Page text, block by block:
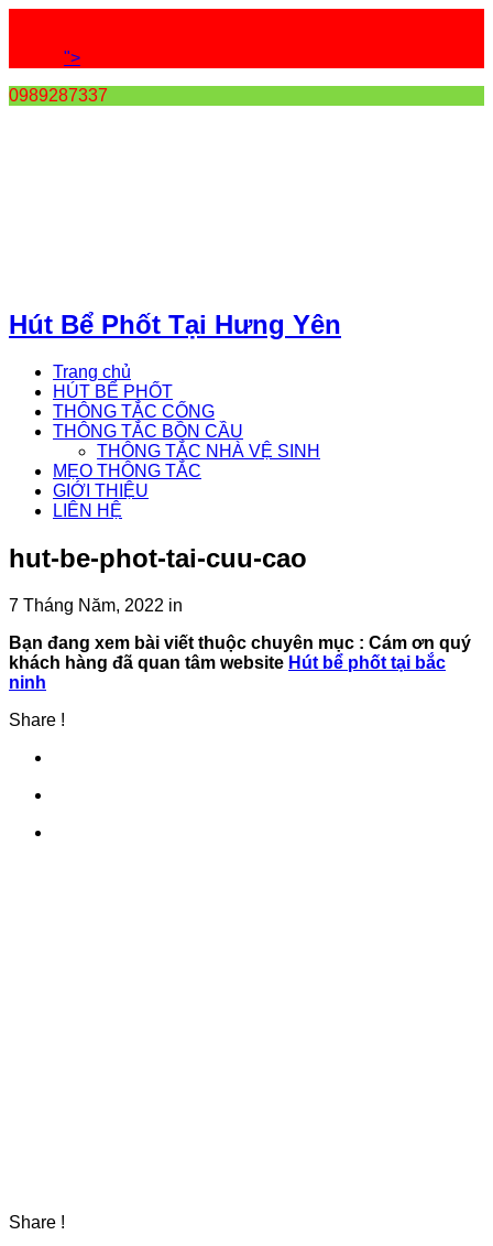
">
0989287337
Hút Bể Phốt Tại Hưng Yên
Trang chủ
HÚT BỂ PHỐT
THÔNG TẮC CỐNG
THÔNG TẮC BỒN CẦU
THÔNG TẮC NHÀ VỆ SINH
MẸO THÔNG TẮC
GIỚI THIỆU
LIÊN HỆ
hut-be-phot-tai-cuu-cao
7 Tháng Năm, 2022 in
Bạn đang xem bài viết thuộc chuyên mục : Cám ơn quý
khách hàng đã quan tâm website Hút bể phốt tại bắc
ninh
Share !
Share !